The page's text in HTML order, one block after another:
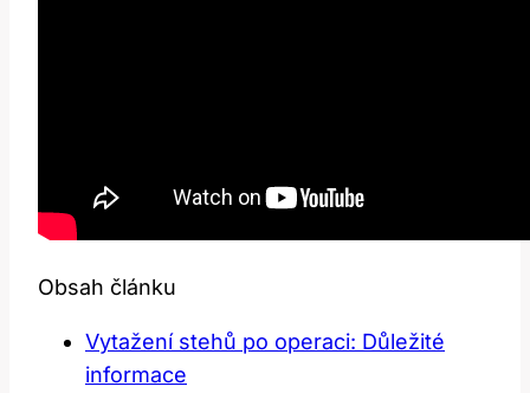
Obsah článku
Vytažení ⁣stehů po ​operaci: Důležité
informace